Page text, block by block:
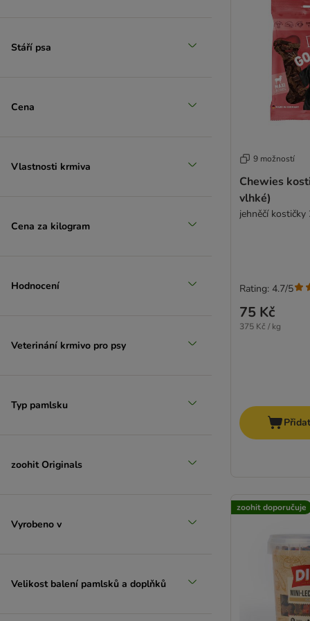
Stáří psa
Cena
Vlastnosti krmiva
Cena za kilogram
Hodnocení
Veterinání krmivo pro psy
Typ pamlsku
zoohit Originals
Vyrobeno v
Velikost balení pamlsků a doplňků
9 možností
Chewies
vlhké)
jehněčí kostičky
75 Kč
375 Kč / kg
Rating: 4.7/5
zoohit doporučuje